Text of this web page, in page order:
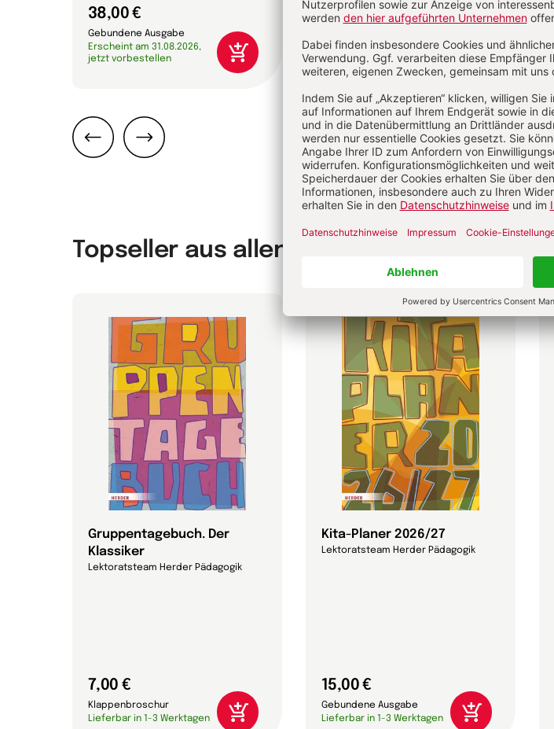
38,00 €
Gebundene Ausgabe
Erscheint am 31.08.2026,
jetzt vorbestellen
28,00 €
Erscheint am 31.08.2026,
jetzt vorbestellen
Topseller aus allen Themenwelten
Gruppentagebuch. Der
Klassiker
Lektoratsteam Herder Pädagogik
7,00 €
Klappenbroschur
Lieferbar in 1-3 Werktagen
Kita-Planer 2026/27
Lektoratsteam Herder Pädagogik
15,00 €
Gebundene Ausgabe
Lieferbar in 1-3 Werktagen